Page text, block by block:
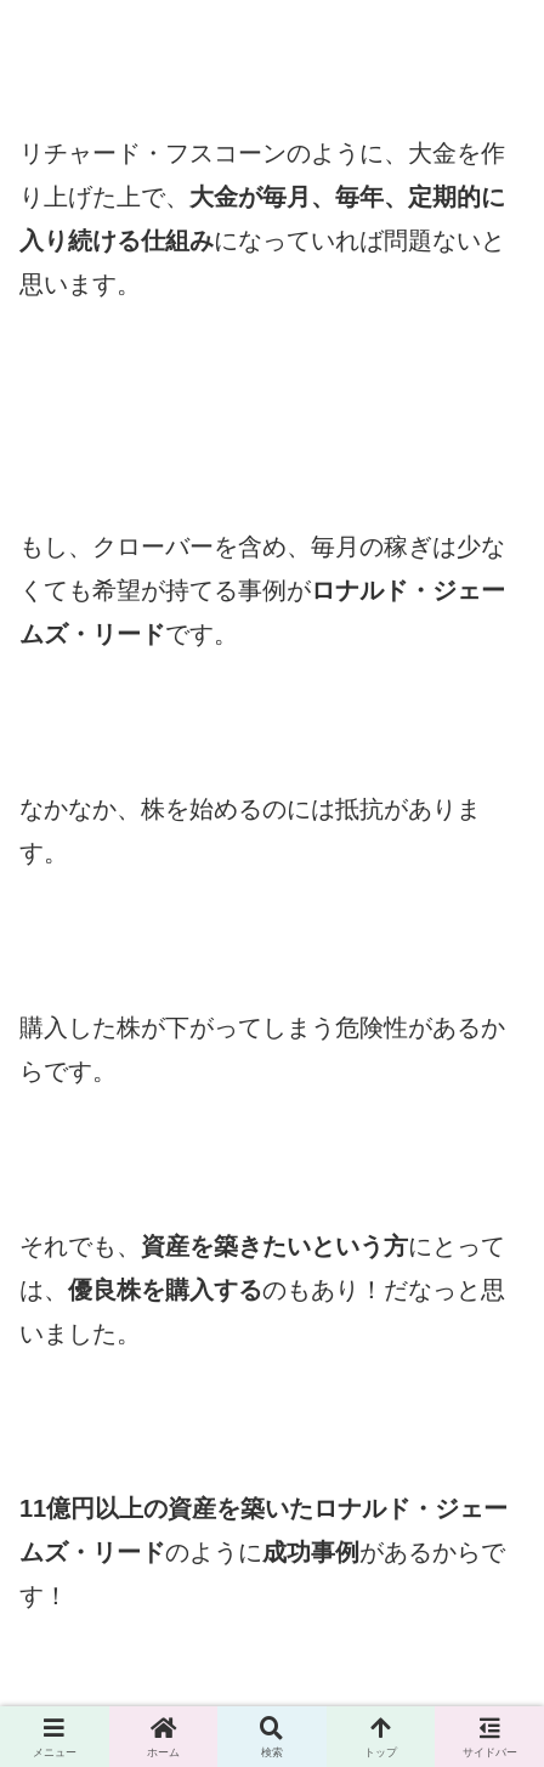
リチャード・フスコーンのように、大金を作
り上げた上で、 大金が毎月、毎年、定期的に
入り続ける仕組みになっていれば問題ないと
思います。
もし、クローバーを含め、毎月の稼ぎは少な
くても希望が持てる事例がロナルド・ジェー
ムズ・リードです。
なかなか、株を始めるのには抵抗がありま
す。
購入した株が下がってしまう危険性があるか
らです。
それでも、 資産を築きたいという方にとって
は、 優良株を購入するのもあり！だなっと思
いました。
11億円以上の資産を築いたロナルド・ジェー
ムズ・リードのように成功事例があるからで
す！
メニュー ホーム 検索 トップ サイドバー